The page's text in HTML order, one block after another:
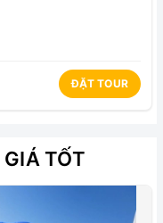
ĐẶT TOUR
GIÁ TỐT